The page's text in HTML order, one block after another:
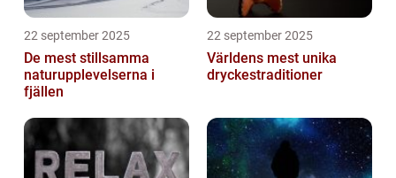
22 september 2025
De mest stillsamma
naturupplevelserna i
fjällen
22 september 2025
Världens mest unika
dryckestraditioner